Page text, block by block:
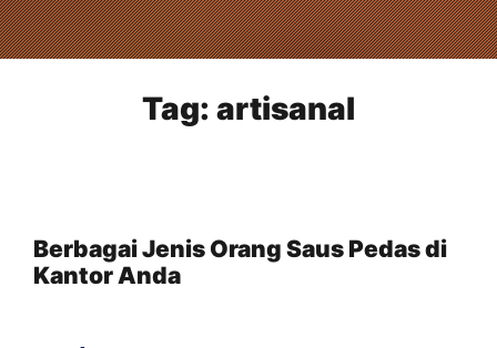
Tag: artisanal
Berbagai Jenis Orang Saus Pedas di
Kantor Anda